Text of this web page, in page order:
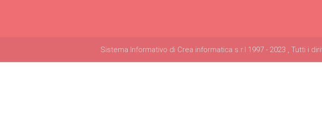
Sistema Informativo di Crea informatica s.r.l 1997 - 2023 , Tutti i